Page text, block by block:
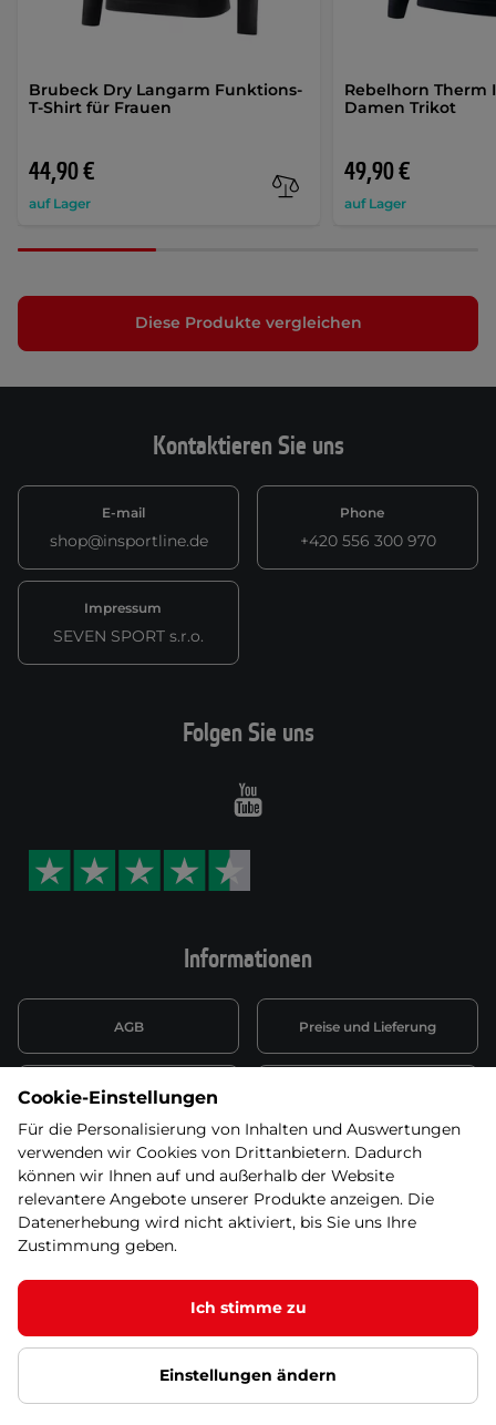
Brubeck Dry Langarm Funktions-
T-Shirt für Frauen
44,90 €
auf Lager
Rebelhorn Therm
Damen Trikot
49,90 €
auf Lager
Diese Produkte vergleichen
Kontaktieren Sie uns
E-mail
shop@insportline.de
Phone
+420 556 300 970
Impressum
SEVEN SPORT s.r.o.
Informationen
AGB Preise und Lieferung
Datenschutzerklärung
Wiederufsbelehrung mit Link
zum Formular
Batterieentsorgung
Informationen zu Elektro-
und Elektonikgeräten
Widerruf erklären
Folgen Sie uns
Youtube
© 2026 SEVEN SPORT s.r.o Alle Rechte vorbehalten1
Datenschutzgrundsätze Google Datenschutz Google
Partnerseiten Cookie-Einstellungen
Cookie-Einstellungen
Für die Personalisierung von Inhalten und Auswertungen
verwenden wir Cookies von Drittanbietern. Dadurch
können wir Ihnen auf und außerhalb der Website
relevantere Angebote unserer Produkte anzeigen. Die
Datenerhebung wird nicht aktiviert, bis Sie uns Ihre
Zustimmung geben.
Ich stimme zu
Einstellungen ändern